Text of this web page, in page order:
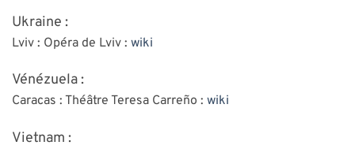
Ukraine :
Lviv : Opéra de Lviv : wiki
Vénézuela :
Caracas : Théâtre Teresa Carreño : wiki
Vietnam :